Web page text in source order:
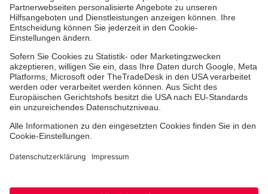
Erste-Hilfe-Kurse
Jobs & Ehrenamt
Freiwilligendienst
Spendenprojekte
Einrichtungen